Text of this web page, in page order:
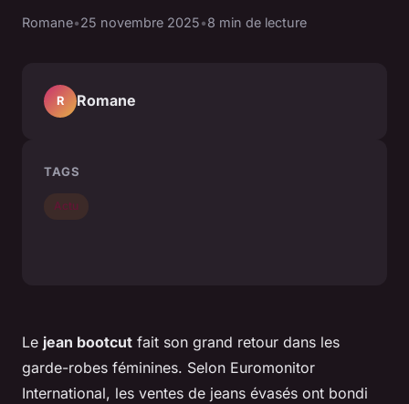
Romane•25 novembre 2025•8 min de lecture
Le jean bootcut fait son grand retour dans les
garde-robes féminines. Selon Euromonitor
International, les ventes de jeans évasés ont bondi
R Romane
TAGS
Actu